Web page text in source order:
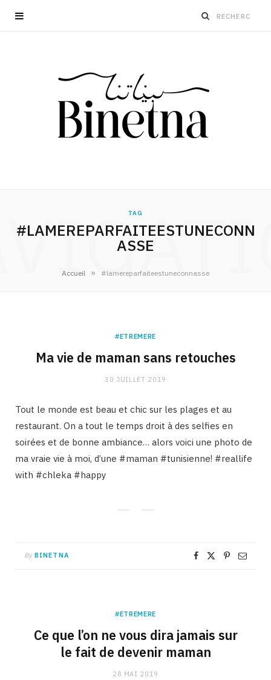
TAG
#LAMEREPARFAITEESTUNECONN
ASSE
Accueil » #lamereparfaiteestuneconnasse
#ETREMERE
Ma vie de maman sans retouches
30 JUILLET 2019
Tout le monde est beau et chic sur les plages et au
restaurant. On a tout le temps droit à des selfies en
soirées et de bonne ambiance… alors voici une photo de
ma vraie vie à moi, d’une ‪#‎maman‬ ‪#‎tunisienne‬! ‪#‎reallife‬
with ‪#‎chleka‬ ‪#‎happy‬
By BINETNA
#ETREMERE
Ce que l’on ne vous dira jamais sur
le fait de devenir maman
28 MAI 2019